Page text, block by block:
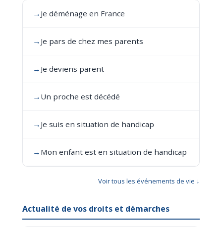
→ Je déménage en France
→ Je pars de chez mes parents
→ Je deviens parent
→ Un proche est décédé
→ Je suis en situation de handicap
→ Mon enfant est en situation de handicap
Voir tous les événements de vie ↓
Actualité de vos droits et démarches